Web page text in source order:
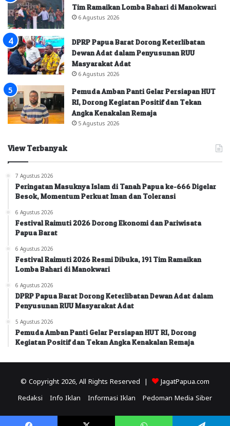
Tim Ramaikan Lomba Bahari di Manokwari
6 Agustus 2026
DPRP Papua Barat Dorong Keterlibatan
Dewan Adat dalam Penyusunan RUU
Masyarakat Adat
6 Agustus 2026
Pemuda Amban Panti Gelar Persiapan HUT
RI, Dorong Kegiatan Positif dan Tekan
Angka Kenakalan Remaja
5 Agustus 2026
View Terbanyak
7 Agustus 2026
Peringatan Masuknya Islam di Tanah Papua ke-666 Digelar
Besok, Momentum Perkuat Iman dan Toleransi
6 Agustus 2026
Festival Raimuti 2026 Dorong Ekonomi dan Pariwisata
Papua Barat
6 Agustus 2026
Festival Raimuti 2026 Resmi Dibuka, 191 Tim Ramaikan
Lomba Bahari di Manokwari
6 Agustus 2026
DPRP Papua Barat Dorong Keterlibatan Dewan Adat dalam
Penyusunan RUU Masyarakat Adat
5 Agustus 2026
Pemuda Amban Panti Gelar Persiapan HUT RI, Dorong
Kegiatan Positif dan Tekan Angka Kenakalan Remaja
© Copyright 2026, All Rights Reserved | JagatPapua.com
Redaksi Info Iklan Informasi Iklan Pedoman Media Siber